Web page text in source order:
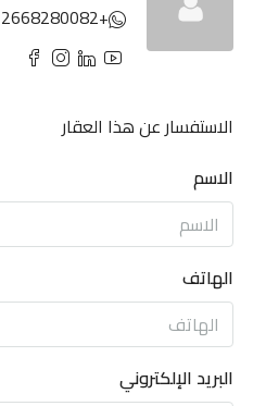
+212668280082
الاستفسار عن هذا العقار
الاسم
الهاتف
البريد الإلكتروني